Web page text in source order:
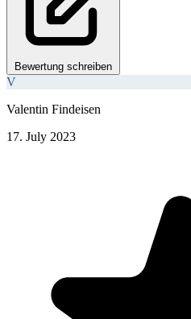
Bewertung schreiben
V
Valentin Findeisen
17. July 2023